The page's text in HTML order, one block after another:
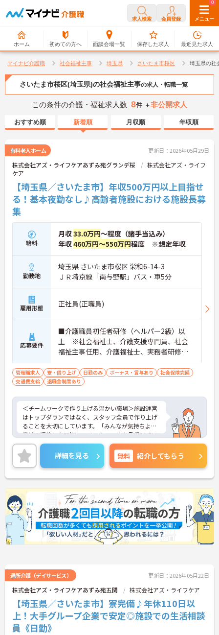
求人検索 会員登録 メニュー
ホーム 初めての方へ 面談会場一覧
0
保存した求人
0
最近見た求人
マイナビ介護職 社会福祉主事 埼玉県 さいたま市桜区 埼玉県の社
さいたま市桜区(埼玉県)の社会福祉主事の求人・転職一覧
この条件の介護・福祉求人数 8件 ＋非公開求人
おすすめ順 新着順 月収順 年収順
有料老人ホーム 更新日：2026年05月29日
株式会社アズ・ライフケアあずみ苑グランデ桜
株式会社アズ・ライフ
ケア
【埼玉県／さいたま市】年収500万円以上目指せ
る！基本夜勤なし♪高齢者施設における施設長募
集
給料
月収33.0万円～程度（諸手当込み）
年収460万円～550万円程度 ※想定年収
勤務地
埼玉県 さいたま市桜区 栄和6-14-3
ＪＲ埼京線「南与野駅」バス・車5分
雇用形態 正社員(正職員)
応募要件
■介護職員初任者研修（ヘルパー2級）以
上 ※社会福祉士、介護支援専門員、社会
福祉主事任用、介護福祉士、実務者研修歓
迎 ■管理職、生活相談員、サービス提供責
任者、またはそれらに類する職種での業務
経験をお持ちの方 ■普通自動車免許（AT
管理職求人 寮・借り上げ 日勤のみ ボーナス・賞与あり
社会保険完備
交通費支給
退職金制度あり
＜チームワークで作り上げる温かい職場＞施設運営
はトップダウンではなく、スタッフ全員で作り上げ
ることを大切にしています。「みんなが気持ちよく
働ける環境」を目指し、チームワークを重視してい
るのが特徴です。裁量が大きく任される部分も多い
ため、アイデアや気配りがダイレクトに施設の雰囲
気を良くし、スタッフの笑顔につながるやりがいを
感じられます。
＜学びを応援！充実の研修と資格手当＞「管理職専
用研修」をはじめ、コンプライアンス研修や職種別
専門研修など、成長を支えるプログラムが豊富で
す。また、資格取得への評価も手厚く、スキルアッ
プが収入アップにもつながります。
＜プライベートも大切にできる柔軟な働き方＞年間
休日は117日あり、1時間単位で取得できる有給休暇
や、最大40日まで積み立てられる積立有給休暇な
詳細を見る 無料 紹介してもらう
通所介護（デイサービス） 更新日：2026年05月22日
株式会社アズ・ライフケアあずみ苑五関 株式会社アズ・ライフケア
【埼玉県／さいたま市】寮完備♪年休110日以
上！大手グループ企業で安定◎施設での生活相談
員《日勤》